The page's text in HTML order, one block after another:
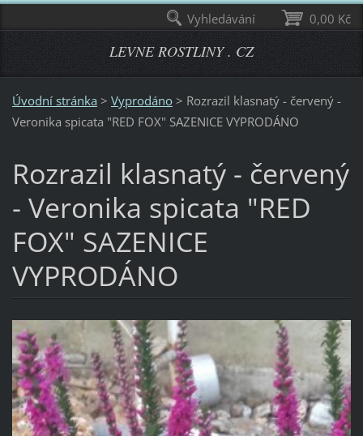
LEVNE ROSTLINY . CZ
Úvodní stránka > Vyprodáno > Rozrazil klasnatý - červený -
Veronika spicata "RED FOX" SAZENICE VYPRODÁNO
Rozrazil klasnatý - červený
- Veronika spicata "RED
FOX" SAZENICE
VYPRODÁNO
0,00 Kč
Vyhledávání